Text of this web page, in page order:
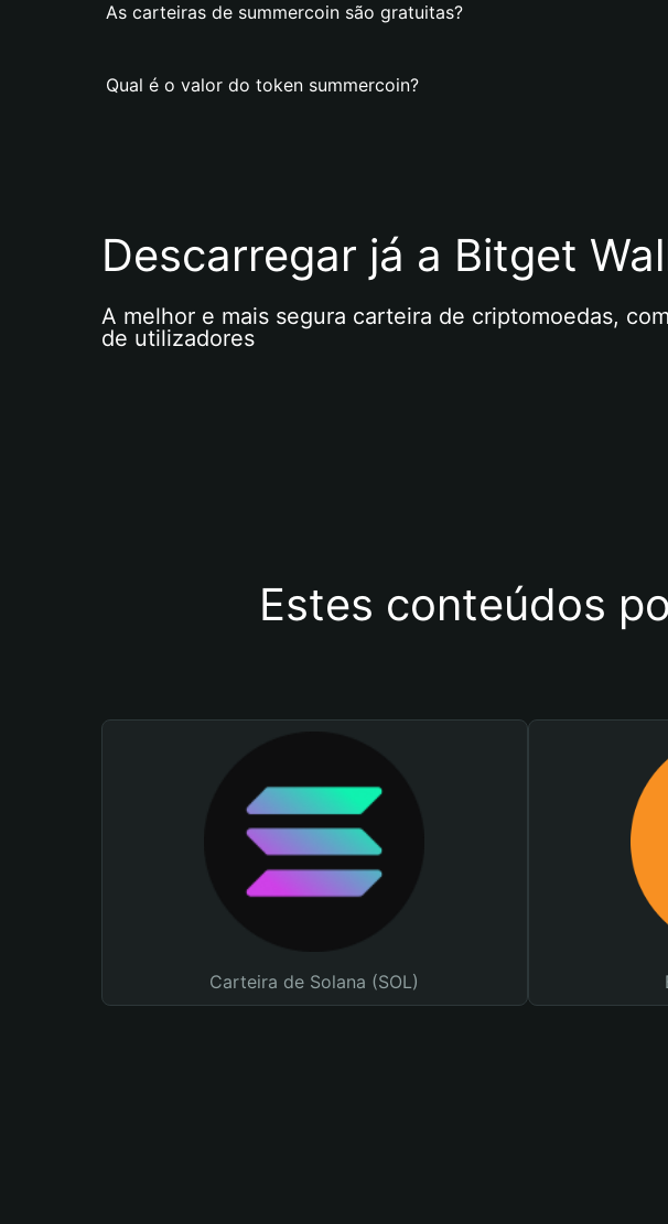
As carteiras de summercoin são gratuitas?
Qual é o valor do token summercoin?
Descarregar já a Bitget
A melhor e mais segura carteira de criptomoedas,
de utilizadores
Estes conteúdos
Carteira de Solana (SOL)